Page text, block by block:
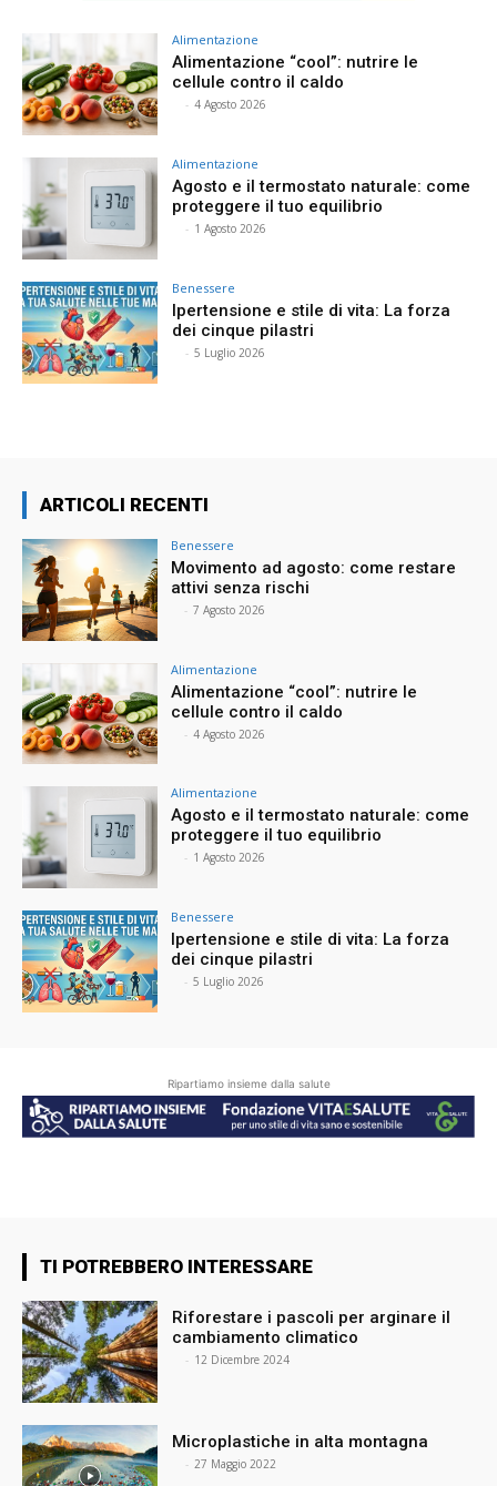
Alimentazione
Alimentazione “cool”: nutrire le
cellule contro il caldo
- 4 Agosto 2026
Alimentazione
Agosto e il termostato naturale: come
proteggere il tuo equilibrio
- 1 Agosto 2026
Benessere
Ipertensione e stile di vita: La forza
dei cinque pilastri
- 5 Luglio 2026
ARTICOLI RECENTI
Benessere
Movimento ad agosto: come restare
attivi senza rischi
- 7 Agosto 2026
Alimentazione
Alimentazione “cool”: nutrire le
cellule contro il caldo
- 4 Agosto 2026
Alimentazione
Agosto e il termostato naturale: come
proteggere il tuo equilibrio
- 1 Agosto 2026
Benessere
Ipertensione e stile di vita: La forza
dei cinque pilastri
- 5 Luglio 2026
Ripartiamo insieme dalla salute
TI POTREBBERO INTERESSARE
Riforestare i pascoli per arginare il
cambiamento climatico
- 12 Dicembre 2024
Microplastiche in alta montagna
- 27 Maggio 2022